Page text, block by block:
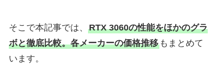
そこで本記事では、 RTX 3060の性能をほかのグラ
ボと徹底比較。各メーカーの価格推移もまとめて
います。